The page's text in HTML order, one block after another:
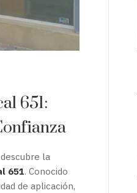
651:
la
651. Conocido
de aplicación,